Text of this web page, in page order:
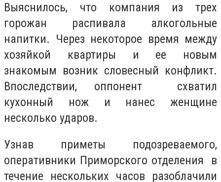
Выяснилось, что компания из трех
горожан распивала алкогольные
напитки. Через некоторое время между
хозяйкой квартиры и ее новым
знакомым возник словесный конфликт.
Впоследствии, оппонент схватил
кухонный нож и нанес женщине
несколько ударов.
Узнав приметы подозреваемого,
оперативники Приморского отделения в
течение нескольких часов разоблачили